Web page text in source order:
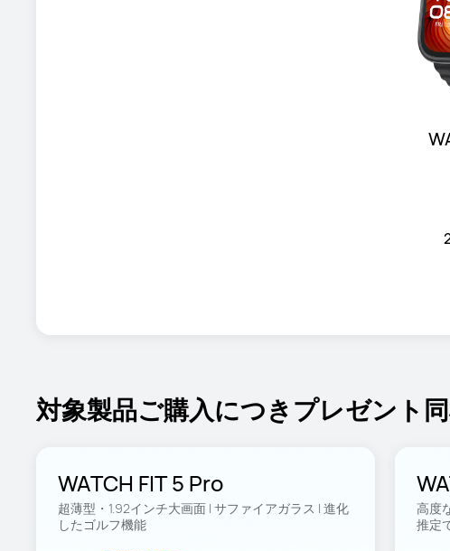
対象製品ご購入につきプレゼント
WATCH FIT 5 Pro
超薄型・1.92インチ大画面 | サファイアガラス | 進化
したゴルフ機能
高度
推定